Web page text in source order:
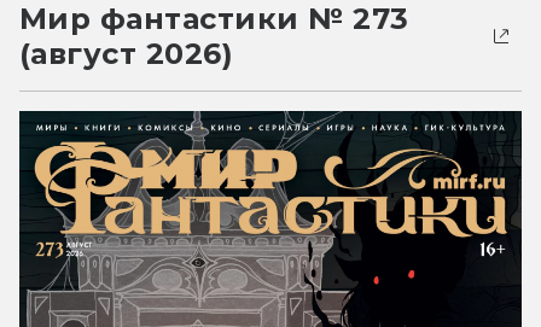
Мир фантастики № 273
(август 2026)